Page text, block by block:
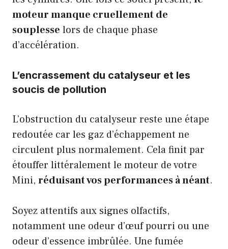
moteur manque cruellement de
souplesse lors de chaque phase
d’accélération.
L’encrassement du catalyseur et les
soucis de pollution
L’obstruction du catalyseur reste une étape
redoutée car les gaz d’échappement ne
circulent plus normalement. Cela finit par
étouffer littéralement le moteur de votre
Mini, réduisant vos performances à néant.
Soyez attentifs aux signes olfactifs,
notamment une odeur d’œuf pourri ou une
odeur d’essence imbrûlée. Une fumée